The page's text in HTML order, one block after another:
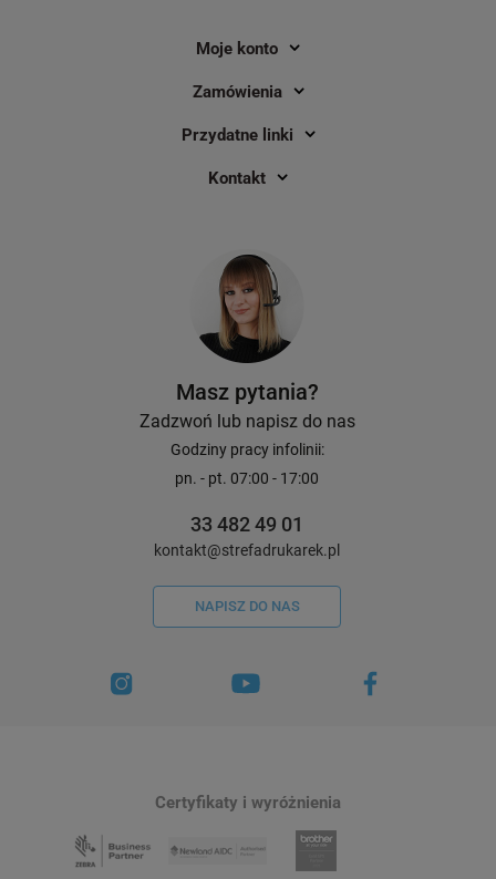
Moje konto
Zamówienia
Przydatne linki
Kontakt
Masz pytania?
Zadzwoń lub napisz do nas
Godziny pracy infolinii:
pn. - pt. 07:00 - 17:00
33 482 49 01
kontakt@strefadrukarek.pl
NAPISZ DO NAS
Certyfikaty i wyróżnienia